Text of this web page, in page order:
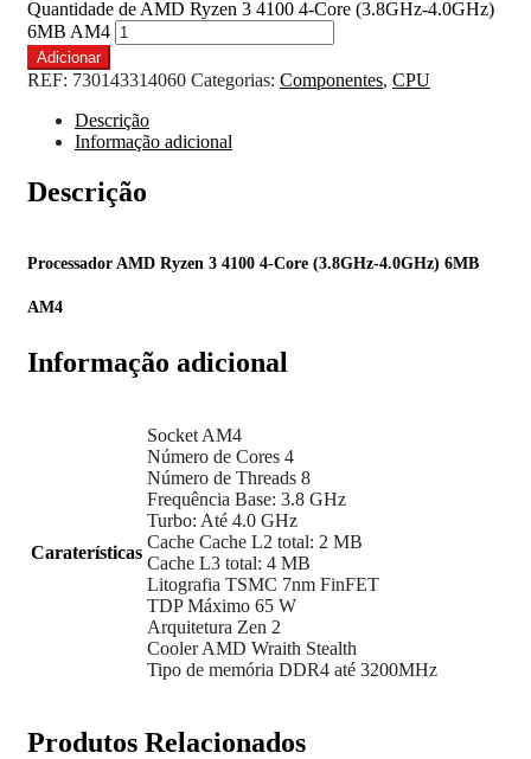
Quantidade de AMD Ryzen 3 4100 4-Core (3.8GHz-4.0GHz)
6MB AM4
Adicionar
REF: 730143314060 Categorias: Componentes, CPU
Descrição
Informação adicional
Descrição
Processador AMD Ryzen 3 4100 4-Core (3.8GHz-4.0GHz) 6MB
AM4
Informação adicional
Caraterísticas
Socket AM4
Número de Cores 4
Número de Threads 8
Frequência Base: 3.8 GHz
Turbo: Até 4.0 GHz
Cache Cache L2 total: 2 MB
Cache L3 total: 4 MB
Litografia TSMC 7nm FinFET
TDP Máximo 65 W
Arquitetura Zen 2
Cooler AMD Wraith Stealth
Tipo de memória DDR4 até 3200MHz
Produtos Relacionados